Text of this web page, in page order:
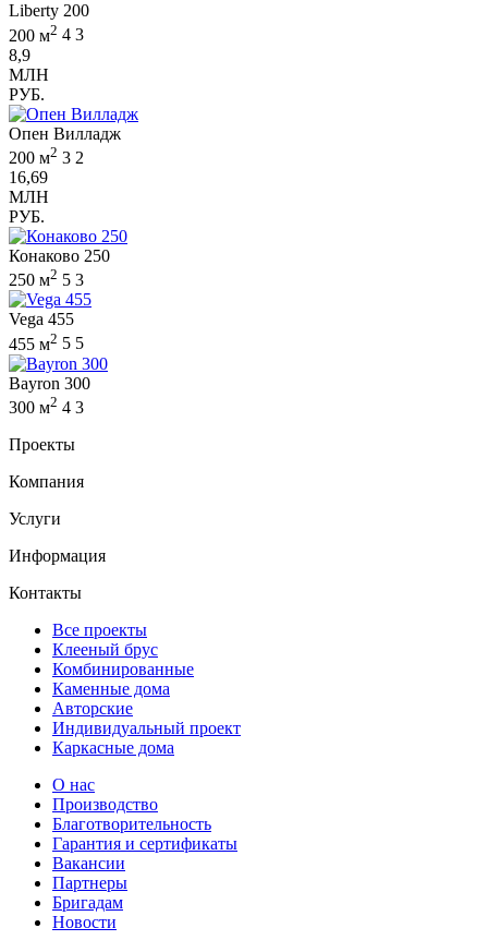
Liberty 200
200 м2 4 3
8,9
МЛН
РУБ.
Опен Вилладж
200 м2 3 2
16,69
МЛН
РУБ.
Конаково 250
250 м2 5 3
Vega 455
455 м2 5 5
Bayron 300
300 м2 4 3
Проекты
Компания
Услуги
Информация
Контакты
Все проекты
Клееный брус
Комбинированные
Каменные дома
Авторские
Индивидуальный проект
Каркасные дома
О нас
Производство
Благотворительность
Гарантия и сертификаты
Вакансии
Партнеры
Бригадам
Новости